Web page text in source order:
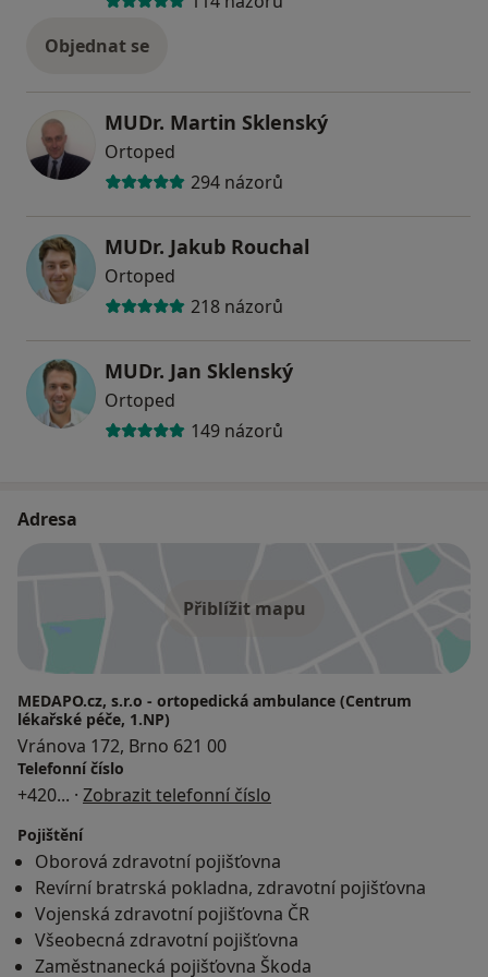
Objednat se
MUDr. Martin Sklenský
Ortoped
294 názorů
MUDr. Jakub Rouchal
Ortoped
218 názorů
MUDr. Jan Sklenský
Ortoped
149 názorů
Adresa
Přiblížit mapu
MEDAPO.cz, s.r.o - ortopedická ambulance (Centrum
lékařské péče, 1.NP)
Vránova 172, Brno 621 00
Telefonní číslo
+420... · Zobrazit telefonní číslo
Pojištění
Oborová zdravotní pojišťovna
Revírní bratrská pokladna, zdravotní pojišťovna
Vojenská zdravotní pojišťovna ČR
Všeobecná zdravotní pojišťovna
Zaměstnanecká pojišťovna Škoda